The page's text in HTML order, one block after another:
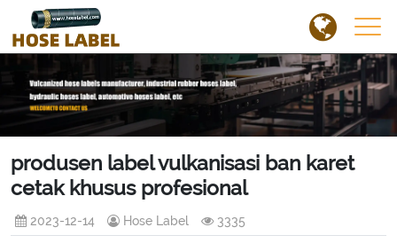
produsen label vulkanisasi ban karet
cetak khusus profesional
2023-12-14 Hose Label 3335